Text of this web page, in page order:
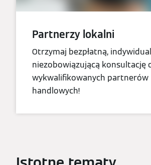
Partnerzy lokalni
Otrzymaj bezpłatną,
niezobowiązującą konsultację
wykwalifikowanych partnerów
handlowych!